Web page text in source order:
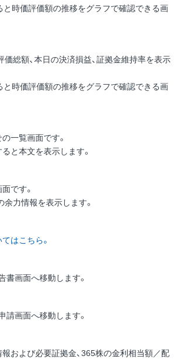
と時価評価額の推移をグラフで確認できる画
価総額、本日の決済損益、証拠金維持率を表示
と時価評価額の推移をグラフで確認できる画
一覧画面です。
と本文を表示します。
です。
余力情報を表示します。
はこちら。
書画面へ移動します。
請画面へ移動します。
および必要証拠金、365株の金利相当額／配